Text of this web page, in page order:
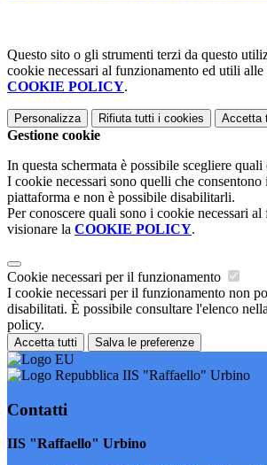
Questo sito o gli strumenti terzi da questo
cookie necessari al funzionamento ed utili
COOKIE POLICY.
Personalizza Rifiuta tutti i cookies Accetta
Gestione cookie
In questa schermata è possibile scegliere
I cookie necessari sono quelli che
piattaforma e non è possibile disabilitarli.
Per conoscere quali sono i cookie necessari
visionare la COOKIE POLICY.
Cookie necessari per il funzionamento
I cookie necessari per il funzionamento non
disabilitati. È possibile consultare l'elenco
policy.
Accetta tutti Salva le preferenze
IIS "Raffaello" Urbino
Contatti
IIS "Raffaello" Urbino